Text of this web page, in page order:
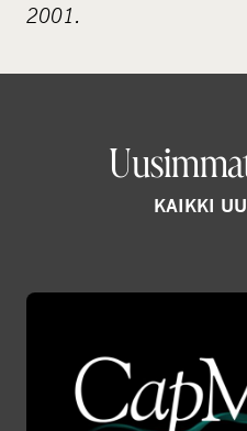
2001.
KAIKKI